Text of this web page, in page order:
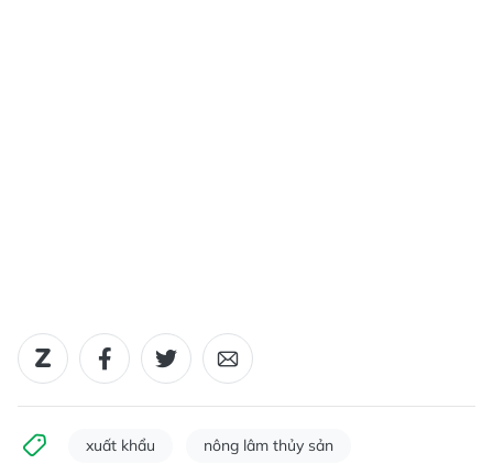
xuất khẩu nông lâm thủy sản